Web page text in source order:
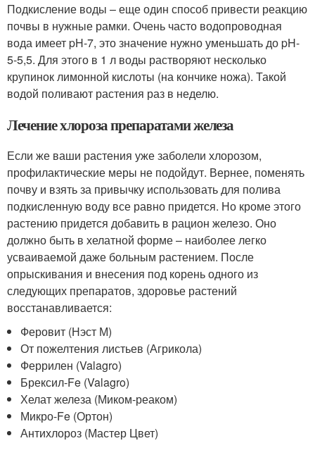
Подкисление воды – еще один способ привести реакцию
почвы в нужные рамки. Очень часто водопроводная
вода имеет pH-7, это значение нужно уменьшать до pH-
5-5,5. Для этого в 1 л воды растворяют несколько
крупинок лимонной кислоты (на кончике ножа). Такой
водой поливают растения раз в неделю.
Лечение хлороза препаратами железа
Если же ваши растения уже заболели хлорозом,
профилактические меры не подойдут. Вернее, поменять
почву и взять за привычку использовать для полива
подкисленную воду все равно придется. Но кроме этого
растению придется добавить в рацион железо. Оно
должно быть в хелатной форме – наиболее легко
усваиваемой даже больным растением. После
опрыскивания и внесения под корень одного из
следующих препаратов, здоровье растений
восстанавливается:
Феровит (Нэст М)
От пожелтения листьев (Агрикола)
Феррилен (Valagro)
Брексил-Fe (Valagro)
Хелат железа (Миком-реаком)
Микро-Fe (Ортон)
Антихлороз (Мастер Цвет)